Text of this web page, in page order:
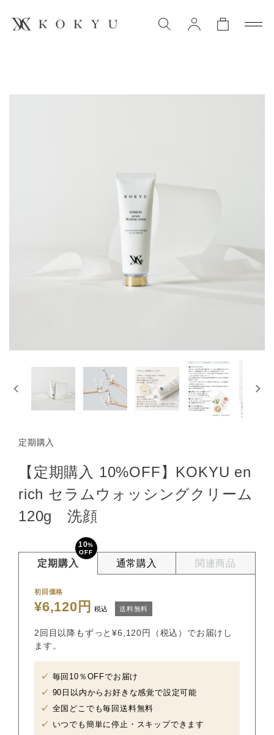
定期購入
【定期購入 10%OFF】KOKYU en
rich セラムウォッシングクリーム
120g 洗顔
定期購入
10%
OFF
通常購入 関連商品
初回価格
¥6,120円 税込 送料無料
2回目以降もずっと¥6,120円（税込）でお届けし
ます。
毎回10％OFFでお届け
90日以内からお好きな感覚で設定可能
全国どこでも毎回送料無料
いつでも簡単に停止・スキップできます